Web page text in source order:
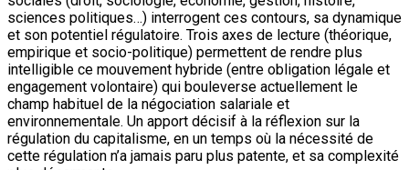
sciences politiques…) interrogent ces contours, sa dynamique
et son potentiel régulatoire. Trois axes de lecture (théorique,
empirique et socio-politique) permettent de rendre plus
intelligible ce mouvement hybride (entre obligation légale et
engagement volontaire) qui bouleverse actuellement le
champ habituel de la négociation salariale et
environnementale. Un apport décisif à la réflexion sur la
régulation du capitalisme, en un temps où la nécessité de
cette régulation n’a jamais paru plus patente, et sa complexité